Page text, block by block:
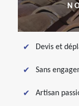
Devis et
Sans
Artisan